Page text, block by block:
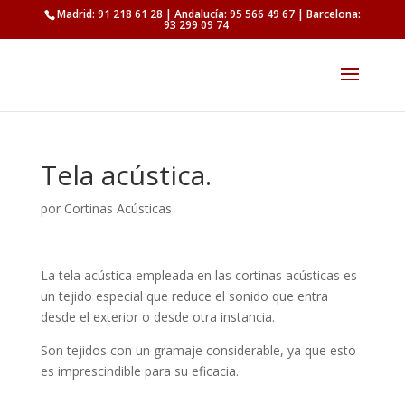
Madrid: 91 218 61 28 | Andalucía: 95 566 49 67 | Barcelona:
93 299 09 74
Tela acústica.
por Cortinas Acústicas
La tela acústica empleada en las cortinas acústicas es
un tejido especial que reduce el sonido que entra
desde el exterior o desde otra instancia.
Son tejidos con un gramaje considerable, ya que esto
es imprescindible para su eficacia.